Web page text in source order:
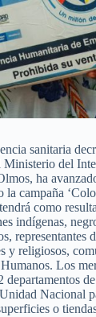
sanitaria
del
ha
la campaña
como
indígenas,
representantes
y religiosos,
Los
departamentos
Nacional
o